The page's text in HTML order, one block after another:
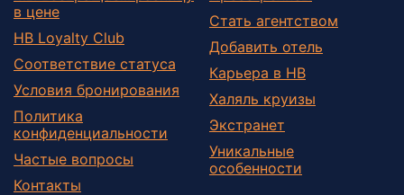
в цене
HB Loyalty Club
Соответствие статуса
Условия бронирования
Политика
конфиденциальности
Частые вопросы
Контакты
Стать агентством
Добавить отель
Карьера в HB
Халяль круизы
Экстранет
Уникальные
особенности